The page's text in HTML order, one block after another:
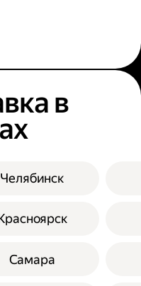
в
Челябинск
Самара